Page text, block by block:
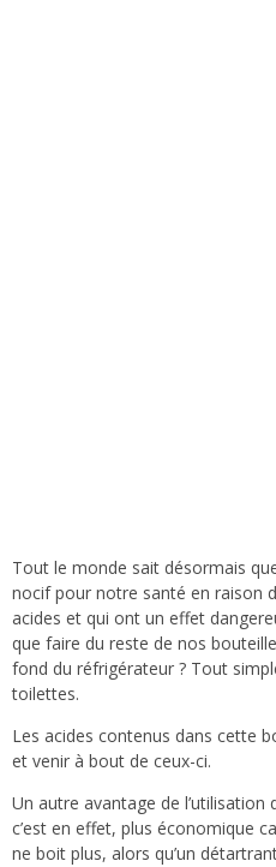
Tout le monde sait désormais
nocif pour notre santé en raison
acides et qui ont un effet
que faire du reste de nos
fond du réfrigérateur ? Tout
toilettes.
Les acides contenus dans cette
et venir à bout de ceux-ci.
Un autre avantage de
c’est en effet, plus économique
ne boit plus, alors qu’un